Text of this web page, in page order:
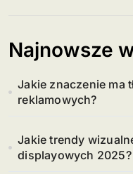
Najnowsze
Jakie znaczenie ma
reklamowych?
Jakie trendy
displayowych 2025?